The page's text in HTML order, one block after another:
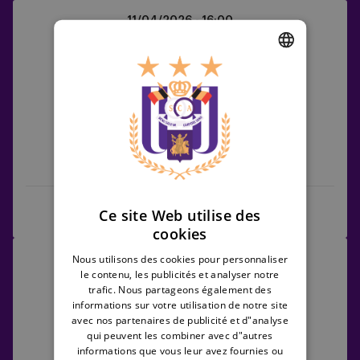
Brussels
11/04/2026 -16:00
RWDM Brussels
2 1
RSCA Futures
Full game Highlights
17/04/2026 -20:00
Challenger Pro League
5 0
Ce site Web utilise des
cookies
Nous utilisons des cookies pour personnaliser
le contenu, les publicités et analyser notre
trafic. Nous partageons également des
informations sur votre utilisation de notre site
avec nos partenaires de publicité et d"analyse
qui peuvent les combiner avec d"autres
informations que vous leur avez fournies ou